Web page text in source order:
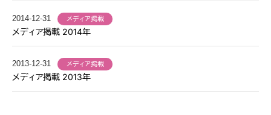
2014-12-31 メディア掲載
メディア掲載 2014年
2013-12-31 メディア掲載
メディア掲載 2013年